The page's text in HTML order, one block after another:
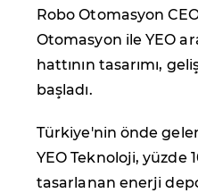
Robo Otomasyon
Otomasyon ile YEO
hattının tasarımı,
başladı.
Türkiye'nin önde
YEO Teknoloji, yüzde
tasarlanan enerji